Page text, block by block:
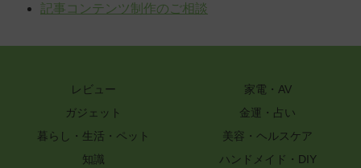
記事コンテンツ制作のご相談
レビュー
家電・AV
ガジェット
金運・占い
暮らし・生活・ペット
美容・ヘルスケア
知識
ハンドメイド・DIY